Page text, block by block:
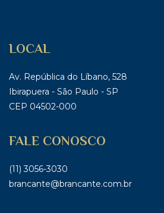
LOCAL
Av. República do Líbano, 528
Ibirapuera - São Paulo - SP
CEP 04502-000
FALE CONOSCO
(11) 3056-3030
brancante@brancante.com.br